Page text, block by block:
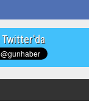
Twitter'da